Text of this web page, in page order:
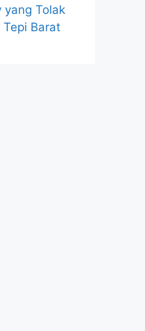
yang Tolak
Tepi Barat